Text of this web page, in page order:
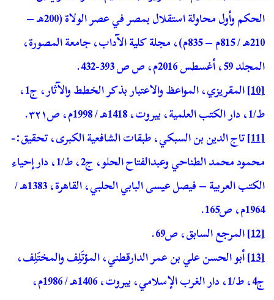
الحكم وأول محاولة استقلال بمصر في عصر الولاة (200هـ –
210هـ / 815م – 835م)، مجلة كلية الآداب، جامعة المصورة،
المجلد 59، أغسطس 2016م، ص ص 393-432.
[10]
المقريزي، المواعظ والاعتبار بذكر الخطط والآثار، ج1،
ط/1، دار الكتب العلمية، بيروت، 1418هـ / 1998م، ص٣٢١.
[11]
تاج الدين بن السبكي، طبقات الشافعية الكبرى، تحقيق:-
محمود محمد الطناحي وعبدالفتاح الحلو، ج2، ط/1، دار إحياء
الكتب العربية – فيصل عيسى البابي الحلبي، القاهرة، 1383هـ /
1964م، ص165.
[12]
المرجع السابق، ص69.
[13]
أبو الحسن علي بن عمر الدارقطني، المؤتَلِف والمختَلِف،
ج4، ط/1، دار الغرب الإسلامي، بيروت، 1406هـ / 1986م،